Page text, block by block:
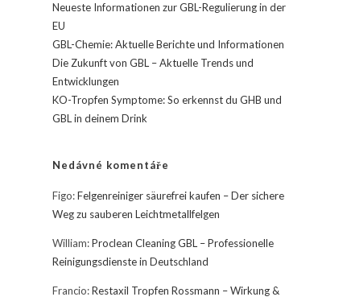
Neueste Informationen zur GBL-Regulierung in der
EU
GBL-Chemie: Aktuelle Berichte und Informationen
Die Zukunft von GBL – Aktuelle Trends und
Entwicklungen
KO-Tropfen Symptome: So erkennst du GHB und
GBL in deinem Drink
Nedávné komentáře
Figo:Felgenreiniger säurefrei kaufen – Der sichere
Weg zu sauberen Leichtmetallfelgen
William:Proclean Cleaning GBL – Professionelle
Reinigungsdienste in Deutschland
Francio:Restaxil Tropfen Rossmann – Wirkung &